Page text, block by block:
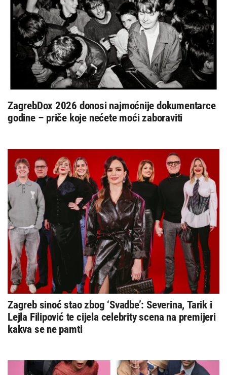
ZagrebDox 2026 donosi najmoćnije dokumentarce
godine – priče koje nećete moći zaboraviti
Zagreb sinoć stao zbog ‘Svadbe’: Severina, Tarik i
Lejla Filipović te cijela celebrity scena na premijeri
kakva se ne pamti